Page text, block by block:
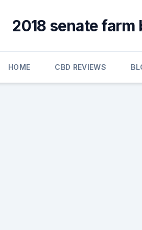
2018 senate farm
HOME CBD REVIEWS